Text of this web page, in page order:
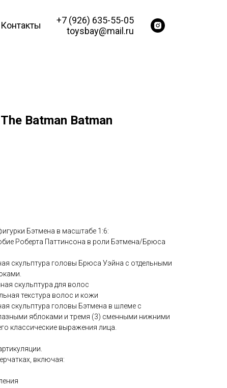
Контакты
+7 (926) 635-55-05
toysbay@mail.ru
Batman Batman
Бэтмена в масштабе 1:6:
Роберта Паттинсона в роли Бэтмена/Брюса
скульптура головы Брюса Уэйна с отдельными
скульптура для волос
текстура волос и кожи
скульптура головы Бэтмена в шлеме с
яблоками и тремя (3) сменными нижними
классические выражения лица.
включая: